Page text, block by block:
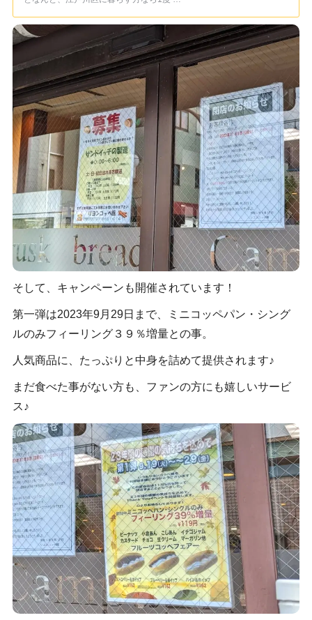
そして、キャンペーンも開催されています！
第一弾は2023年9月29日まで、ミニコッペパン・シング
ルのみフィーリング３９％増量との事。
人気商品に、たっぷりと中身を詰めて提供されます♪
まだ食べた事がない方も、ファンの方にも嬉しいサービ
ス♪